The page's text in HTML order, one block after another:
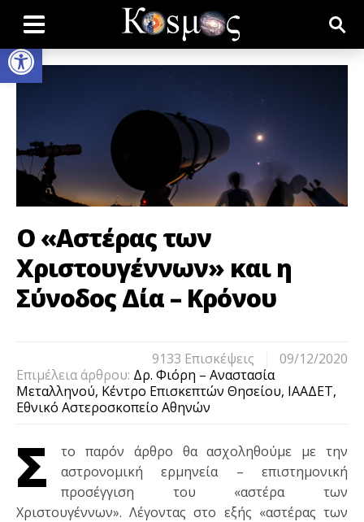
Open toolbar
Ο «Αστέρας των
Χριστουγέννων» και η
Σύνοδος Δία – Κρόνου
09/12/2020
9133 Eπισκέψεις
Επιμέλεια άρθρου: Δρ. Φιόρη – Αναστασία
Μεταλληνού, Κέντρο Επισκεπτών Θησείου, ΙΑΑΔΕΤ,
Εθνικό Αστεροσκοπείο Αθηνών
Σ
το παρόν άρθρο θα ασχοληθούμε με την
αστρονομική ερμηνεία – επιστημονική
προσέγγιση του «αστέρα των
Χριστουγέννων». Λέγοντας στο εξής «αστέρας των